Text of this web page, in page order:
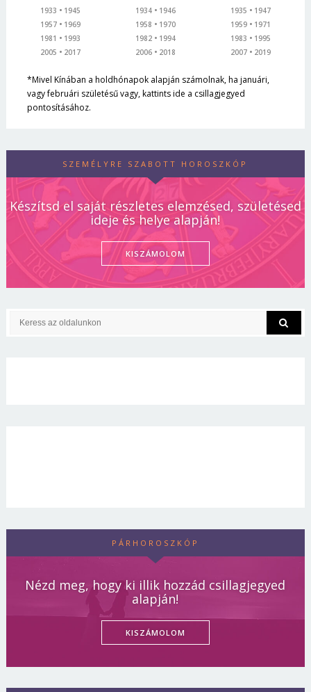
1933
1945
1957
1969
1981
1993
2005
2017
1934
1946
1958
1970
1982
1994
2006
2018
1935
1947
1959
1971
1983
1995
2007
2019
*Mivel Kínában a holdhónapok alapján számolnak, ha januári,
vagy februári születésű vagy, kattints ide a csillagjegyed
pontosításához.
SZEMÉLYRE SZABOTT HOROSZKÓP
Készítsd el saját részletes elemzésed, születésed
ideje és helye alapján!
KISZÁMOLOM
PÁRHOROSZKÓP
Nézd meg, hogy ki illik hozzád csillagjegyed
alapján!
KISZÁMOLOM